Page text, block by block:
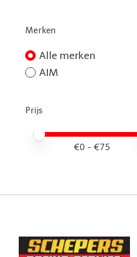
Merken
Alle merken
AIM
Prijs
Minimale prijswaarde
Price maximum value
€0 - €75